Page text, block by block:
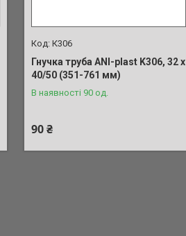
К306
Гнучка труба ANI-plast K306, 32 x
40/50 (351-761 мм)
В наявності 90 од.
90 ₴